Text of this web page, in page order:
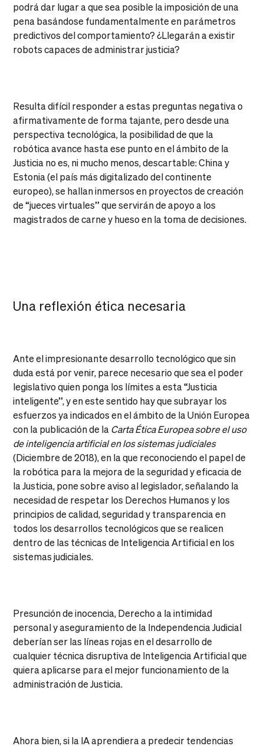
podrá dar lugar a que sea posible la imposición de una
pena basándose fundamentalmente en parámetros
predictivos del comportamiento? ¿Llegarán a existir
robots capaces de administrar justicia?
Resulta difícil responder a estas preguntas negativa o
afirmativamente de forma tajante, pero desde una
perspectiva tecnológica, la posibilidad de que la
robótica avance hasta ese punto en el ámbito de la
Justicia no es, ni mucho menos, descartable: China y
Estonia (el país más digitalizado del continente
europeo), se hallan inmersos en proyectos de creación
de “jueces virtuales” que servirán de apoyo a los
magistrados de carne y hueso en la toma de decisiones.
Una reflexión ética necesaria
Ante el impresionante desarrollo tecnológico que sin
duda está por venir, parece necesario que sea el poder
legislativo quien ponga los límites a esta “Justicia
inteligente”, y en este sentido hay que subrayar los
esfuerzos ya indicados en el ámbito de la Unión Europea
con la publicación de la Carta Ética Europea sobre el uso
de inteligencia artificial en los sistemas judiciales
(Diciembre de 2018), en la que reconociendo el papel de
la robótica para la mejora de la seguridad y eficacia de
la Justicia, pone sobre aviso al legislador, señalando la
necesidad de respetar los Derechos Humanos y los
principios de calidad, seguridad y transparencia en
todos los desarrollos tecnológicos que se realicen
dentro de las técnicas de Inteligencia Artificial en los
sistemas judiciales.
Presunción de inocencia, Derecho a la intimidad
personal y aseguramiento de la Independencia Judicial
deberían ser las líneas rojas en el desarrollo de
cualquier técnica disruptiva de Inteligencia Artificial que
quiera aplicarse para el mejor funcionamiento de la
administración de Justicia.
Ahora bien, si la IA aprendiera a predecir tendencias